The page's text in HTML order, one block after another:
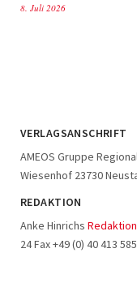
8. Juli 2026
VERLAGSANSCHRIFT
AMEOS Gruppe
Wiesenhof 23730
REDAKTION
Anke Hinrichs
24 Fax +49 (0) 40 413